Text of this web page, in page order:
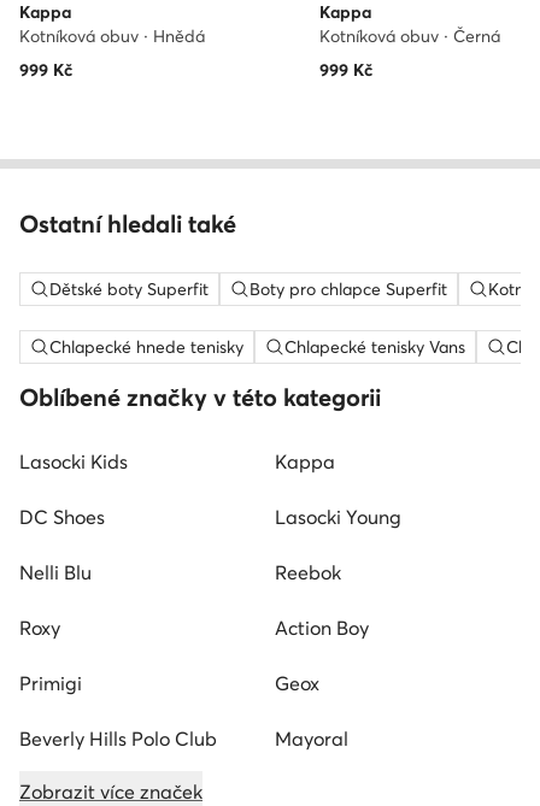
Kappa
Kotníková obuv · Hnědá
999 Kč
Kappa
Kotníková obuv · Černá
999Kč
Ostatní hledali také
Dětské boty Superfit Boty pro chlapce Superfit
Chlapecké hnede tenisky Chlapecké tenisky Vans
Oblíbené značky v této kategorii
Lasocki Kids Kappa
DC Shoes Lasocki Young
Nelli Blu Reebok
Roxy Action Boy
Primigi Geox
Beverly Hills Polo Club Mayoral
Zobrazit více značek